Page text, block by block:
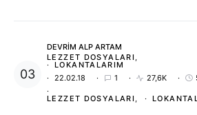
DEVRIM ALP ARTAM
LEZZET DOSYALARI
LOKANTALARIM
22.02.18
1 27,6K
LEZZET DOSYALARI